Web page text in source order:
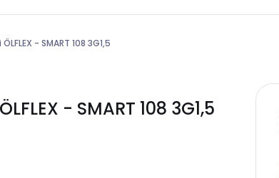
- SMART 108 3G1,5
- SMART 108 3G1,5